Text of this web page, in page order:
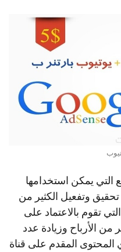
التي يمكن استخدامها
وتفعيل الكثير من
تقوم بالاعتماد على
الأرباح وزيادة عدد
المحتوى المقدم على قناة